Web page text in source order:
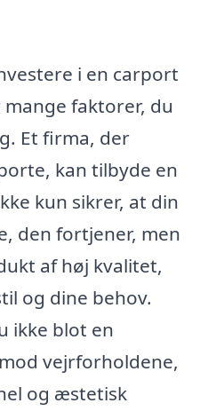
i en carport
faktorer, du
Et firma, der
kan tilbyde en
kun sikrer, at din
den fortjener, men
af høj kvalitet,
og dine behov.
ikke blot en
vejrforholdene,
og æstetisk